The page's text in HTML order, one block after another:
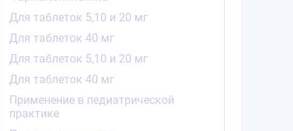
Для таблеток 5,10 и 20 мг
Для таблеток 40 мг
Для таблеток 5,10 и 20 мг
Для таблеток 40 мг
Применение в педиатрической
практике